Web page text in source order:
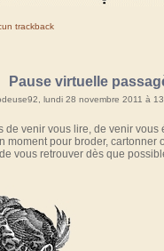
trackback
Pause virtuelle
lundi 28 novembre 2011 à
de venir vous lire, de venir vous
moment pour broder, cartonner
vous retrouver dès que